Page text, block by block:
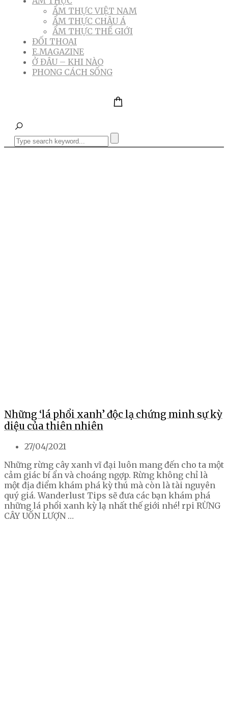
ẨM THỰC VIỆT NAM
ẨM THỰC CHÂU Á
ẨM THỰC THẾ GIỚI
ĐỐI THOẠI
E.MAGAZINE
Ở ĐÂU – KHI NÀO
PHONG CÁCH SỐNG
Những ‘lá phổi xanh’ độc lạ chứng minh sự kỳ
diệu của thiên nhiên
27/04/2021
Những rừng cây xanh vĩ đại luôn mang đến cho ta một
cảm giác bí ẩn và choáng ngợp. Rừng không chỉ là
một địa điểm khám phá kỳ thú mà còn là tài nguyên
quý giá. Wanderlust Tips sẽ đưa các bạn khám phá
những lá phổi xanh kỳ lạ nhất thế giới nhé! rpi RỪNG
CÂY UỐN LƯỢN …